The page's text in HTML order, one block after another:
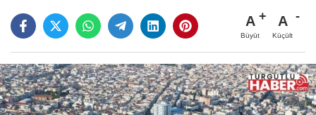
A
Büyüt
A
Küçült